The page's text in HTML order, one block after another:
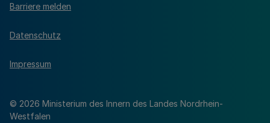
© 2026 Ministerium des Innern des Landes Nordrhein-
Westfalen
Barriere melden
Datenschutz
Impressum